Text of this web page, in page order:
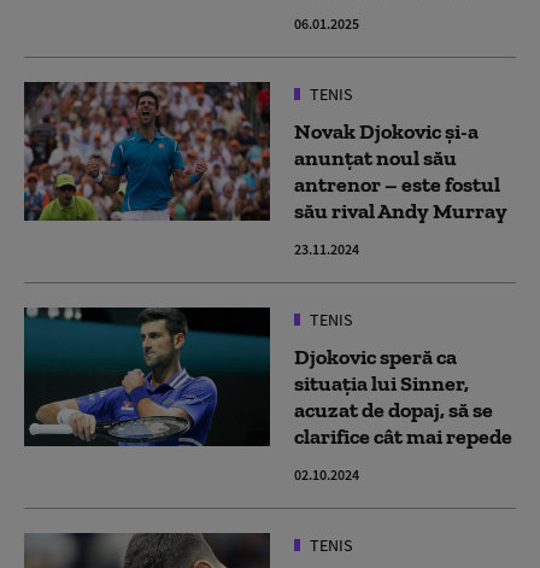
06.01.2025
TENIS
Novak Djokovic și-a
anunțat noul său
antrenor – este fostul
său rival Andy Murray
23.11.2024
TENIS
Djokovic speră ca
situaţia lui Sinner,
acuzat de dopaj, să se
clarifice cât mai repede
02.10.2024
TENIS